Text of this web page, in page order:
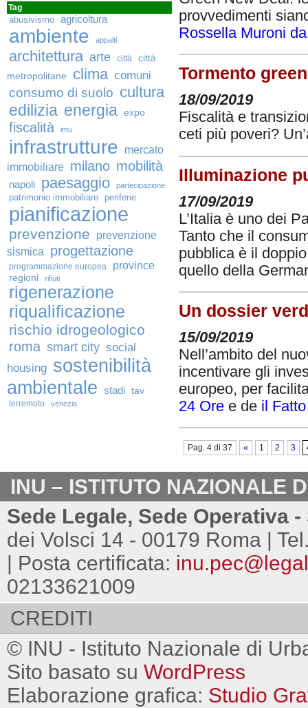
Tag
abusivismo agricoltura
ambiente appalti
architettura arte città
città
metropolitane
clima comuni
consumo di suolo cultura
edilizia energia expo
fiscalità imu
infrastrutture
mercato
immobiliare milano mobilità
napoli paesaggio partecipazione
patrimonio immobiliare periferie
pianificazione
prevenzione
prevenzione
sismica
progettazione
programmazione europea province
regioni rifiuti
rigenerazione
riqualificazione
rischio idrogeologico
roma smart city social
housing sostenibilità
ambientale stadi tav
terremoto venezia
provvedimenti
Rossella Muroni
Tormento green
18/09/2019
Fiscalità e
ceti più poveri?
Illuminazione
17/09/2019
L’Italia è uno dei
Tanto che il
pubblica è il
quello della
Un dossier
15/09/2019
Nell’ambito del
incentivare gli
europeo, per
24 Ore e de il
Pag. 4 di 37 « 1 2 3
INU – ISTITUTO NAZIONALE
Sede Legale, Sede Operativa
dei Volsci 14 - 00179 Roma |
| Posta certificata:
02133621009
CREDITI
© INU - Istituto Nazionale di
Sito basato su WordPress
Elaborazione grafica: Studio